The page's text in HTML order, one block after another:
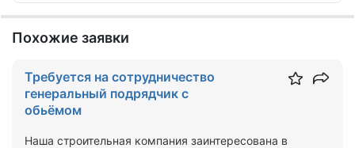
Похожие заявки
Требуется на сотрудничество
генеральный подрядчик с
обьёмом
Наша строительная компания заинтересована в